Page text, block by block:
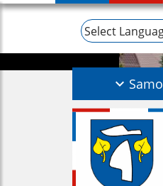
Select